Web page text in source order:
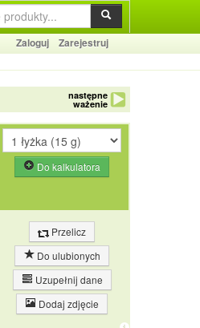
Zaloguj
Zarejestruj
następne
ważenie
Do kalkulatora
Przelicz
Do ulubionych
Uzupełnij dane
Dodaj zdjęcie